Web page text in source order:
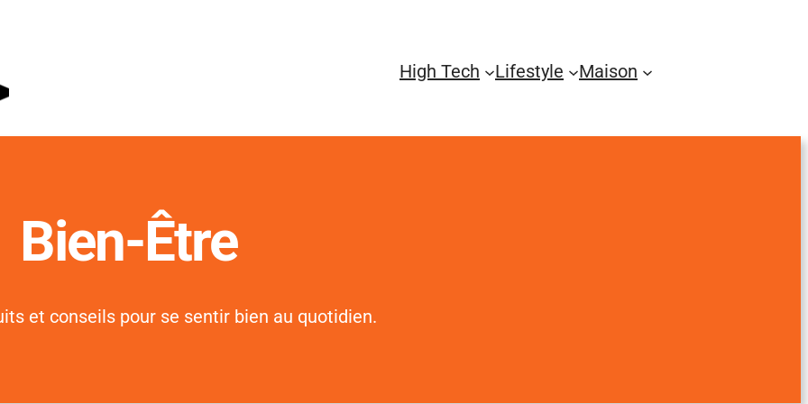
High Tech Lifestyle Maison
Bien-Être
et conseils pour se sentir bien au quotidien.